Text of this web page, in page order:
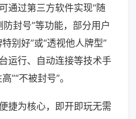
通过第三方软件实现“随
防封号”等功能，部分用户
别好”或“透视他人牌型”
运行、自动连接等技术手
”“不被封号”。
捷为核心，即开即玩无需